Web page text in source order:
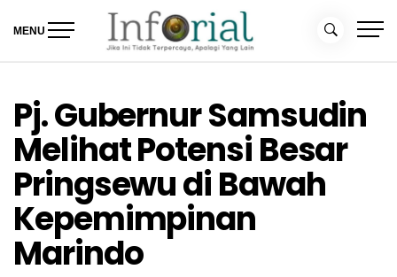
MENU
Pj. Gubernur Samsudin
Melihat Potensi Besar
Pringsewu di Bawah
Kepemimpinan
Marindo